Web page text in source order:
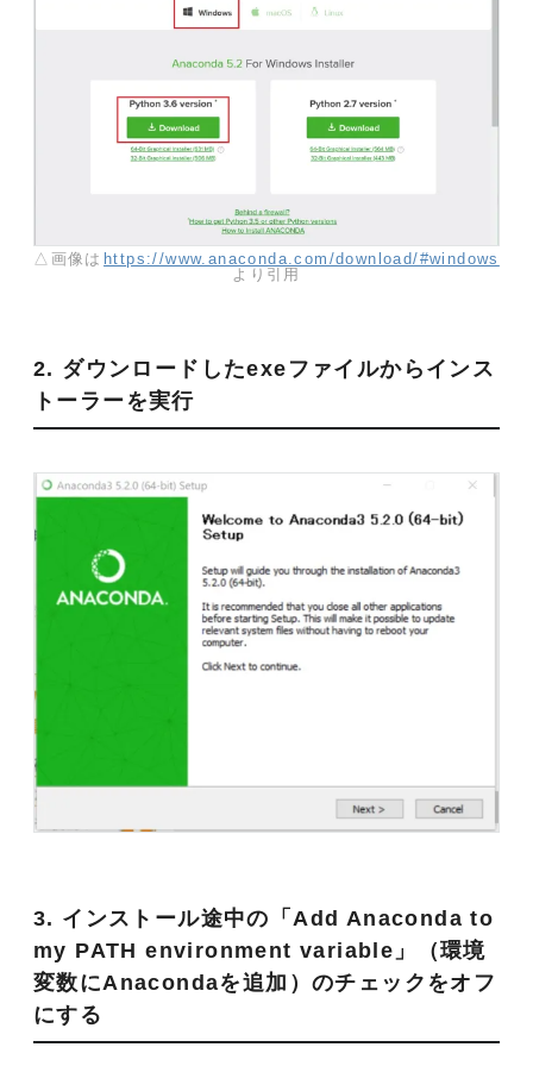
△画像は https://www.anaconda.com/download/#windows
より引用
2. ダウンロードしたexeファイルからインス
トーラーを実行
3. インストール途中の「Add Anaconda to
my PATH environment variable」（環境
変数にAnacondaを追加）のチェックをオフ
にする